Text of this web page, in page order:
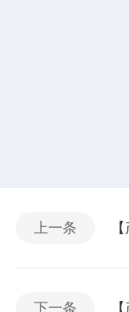
上一条
下一条